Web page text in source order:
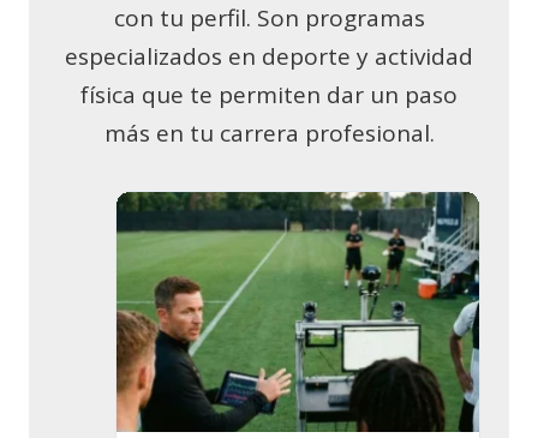
con tu perfil. Son programas
especializados en deporte y actividad
física que te permiten dar un paso
más en tu carrera profesional.